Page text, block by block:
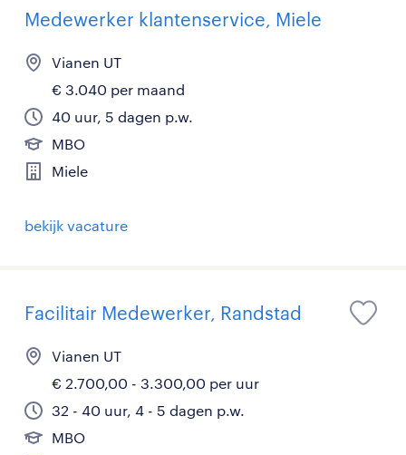
Medewerker klantenservice, Miele
Vianen UT
€ 3.040 per maand
40 uur, 5 dagen p.w.
MBO
Miele
bekijk vacature
Facilitair Medewerker, Randstad
Vianen UT
€ 2.700,00 - 3.300,00 per uur
32 - 40 uur, 4 - 5 dagen p.w.
MBO